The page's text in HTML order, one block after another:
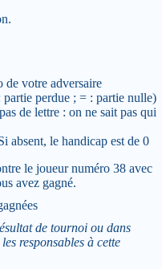
de votre adversaire
perdue ; = : partie nulle)
de lettre : on ne sait pas qui
absent, le handicap est de 0
le joueur numéro 38 avec
avez gagné.
de tournoi ou dans
responsables à cette